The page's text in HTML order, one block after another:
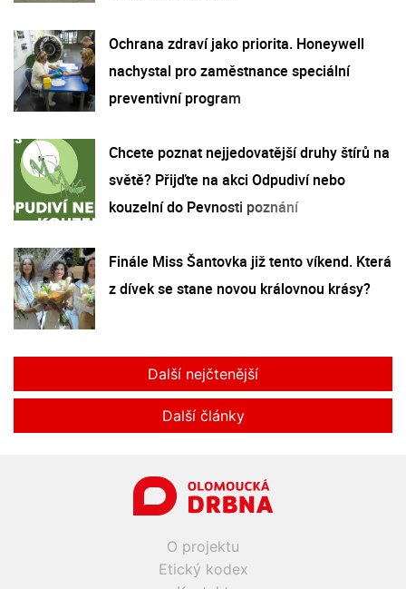
Ochrana zdraví jako priorita. Honeywell
nachystal pro zaměstnance speciální
preventivní program
Chcete poznat nejjedovatější druhy štírů na
světě? Přijďte na akci Odpudiví nebo
kouzelní do Pevnosti poznání
Finále Miss Šantovka již tento víkend. Která
z dívek se stane novou královnou krásy?
Další nejčtenější
Další články
O projektu
Etický kodex